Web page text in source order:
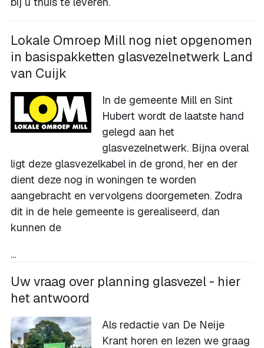
Lokale Omroep Mill nog niet opgenomen
in basispakketten glasvezelnetwerk Land
van Cuijk
In de gemeente Mill en Sint
Hubert wordt de laatste hand
gelegd aan het
glasvezelnetwerk. Bijna overal
ligt deze glasvezelkabel in de grond, her en der
dient deze nog in woningen te worden
aangebracht en vervolgens doorgemeten. Zodra
dit in de hele gemeente is gerealiseerd, dan
kunnen de
...
Uw vraag over planning glasvezel - hier
het antwoord
Als redactie van De Neije
Krant horen en lezen we graag